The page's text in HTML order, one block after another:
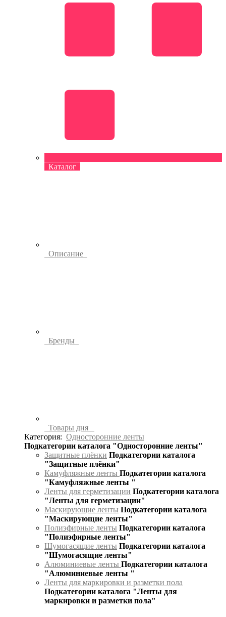
Каталог
Описание
Бренды
Товары дня
Категория: Односторонние ленты
Подкатегории каталога "Односторонние ленты"
Защитные плёнки Подкатегории каталога
"Защитные плёнки"
Камуфляжные ленты Подкатегории каталога
"Камуфляжные ленты "
Ленты для герметизации Подкатегории каталога
"Ленты для герметизации"
Маскирующие ленты Подкатегории каталога
"Маскирующие ленты"
Полиэфирные ленты Подкатегории каталога
"Полиэфирные ленты"
Шумогасящие ленты Подкатегории каталога
"Шумогасящие ленты"
Алюминиевые ленты Подкатегории каталога
"Алюминиевые ленты "
Ленты для маркировки и разметки пола
Подкатегории каталога "Ленты для
маркировки и разметки пола"